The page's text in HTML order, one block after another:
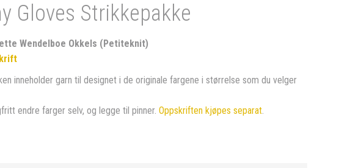
Gloves Strikkepakke
Wendelboe Okkels (Petiteknit)
inneholder garn til designet i de originale fargene i størrelse som du velger
endre farger selv, og legge til pinner. Oppskriften kjøpes separat.